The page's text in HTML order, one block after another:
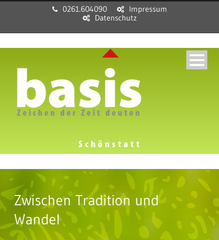
0261.604090
Impressum
Datenschutz
Zwischen Tradition und
Wandel